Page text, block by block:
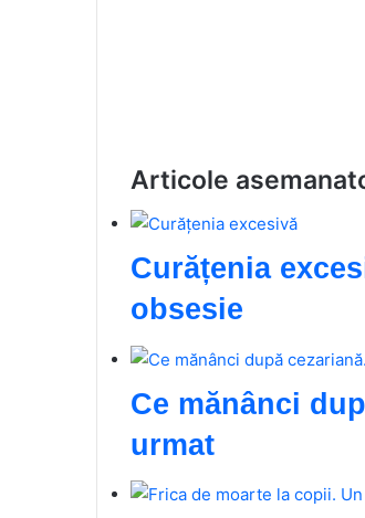
Articole
Curățenia
obsesie
Ce mănânci
urmat